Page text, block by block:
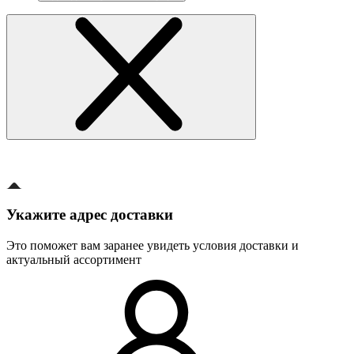
Укажите адрес доставки
Это поможет вам заранее увидеть условия доставки и
актуальный ассортимент